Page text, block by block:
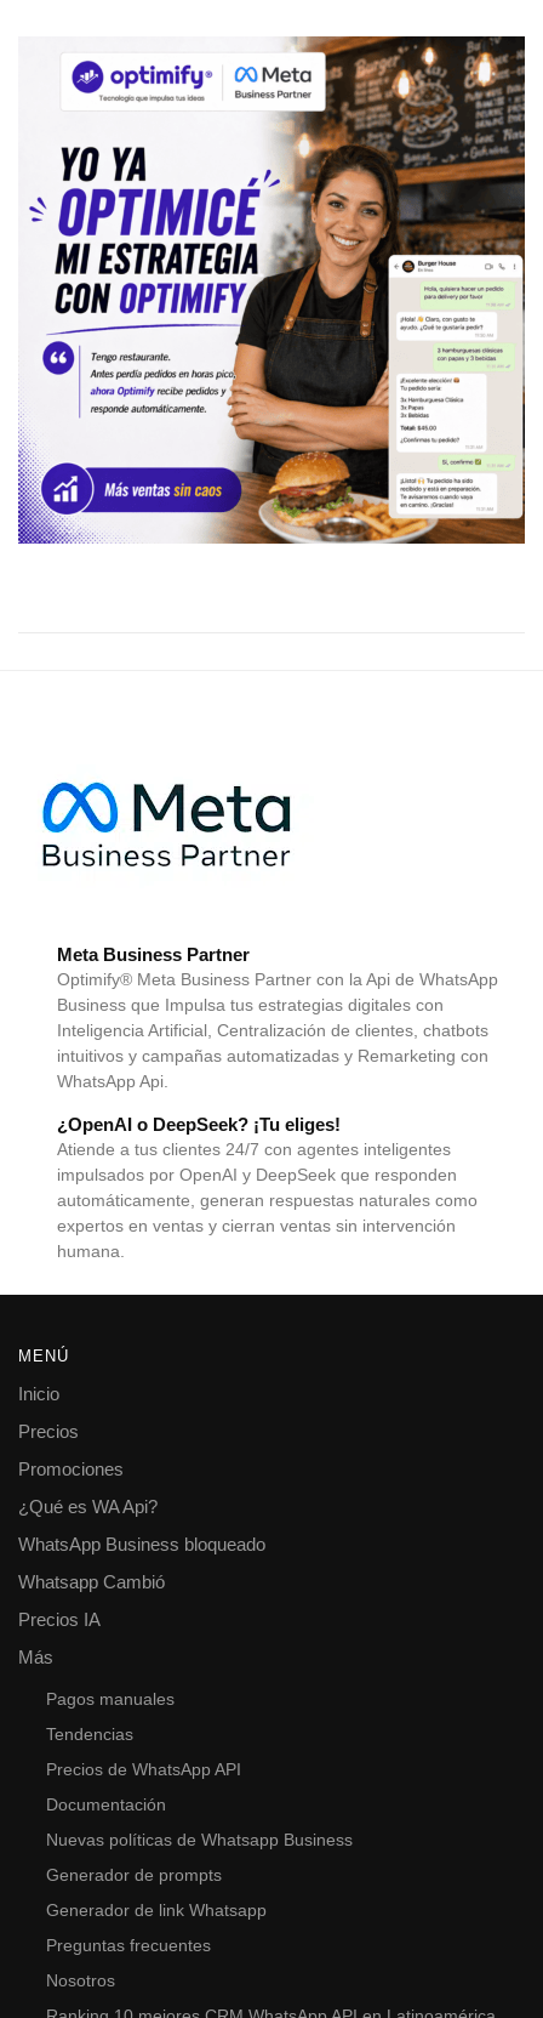
Meta Business Partner
Optimify® Meta Business Partner con la Api de WhatsApp
Business que Impulsa tus estrategias digitales con
Inteligencia Artificial, Centralización de clientes, chatbots
intuitivos y campañas automatizadas y Remarketing con
WhatsApp Api.
¿OpenAI o DeepSeek? ¡Tu eliges!
Atiende a tus clientes 24/7 con agentes inteligentes
impulsados por OpenAI y DeepSeek que responden
automáticamente, generan respuestas naturales como
expertos en ventas y cierran ventas sin intervención
humana.
MENÚ
Inicio
Precios
Promociones
¿Qué es WA Api?
WhatsApp Business bloqueado
Whatsapp Cambió
Precios IA
Más
Pagos manuales
Tendencias
Precios de WhatsApp API
Documentación
Nuevas políticas de Whatsapp Business
Generador de prompts
Generador de link Whatsapp
Preguntas frecuentes
Nosotros